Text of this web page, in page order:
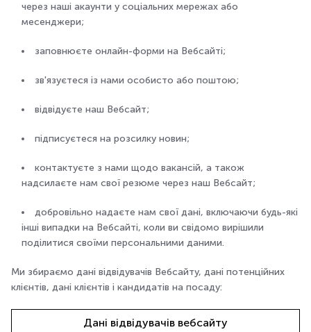
через наші акаунти у соціальних мережах або
месенджери;
заповнюєте онлайн-форми на Вебсайті;
зв'язуєтеся із нами особисто або поштою;
відвідуєте наш Вебсайт;
підписуєтеся на розсилку новин;
контактуєте з нами щодо вакансій, а також
надсилаєте нам свої резюме через наш Вебсайт;
добровільно надаєте нам свої дані, включаючи будь-які
інші випадки на Вебсайті, коли ви свідомо вирішили
поділитися своїми персональними даними.
Ми збираємо дані відвідувачів Вебсайту, дані потенційних
клієнтів, дані клієнтів і кандидатів на посаду:
Дані відвідувачів вебсайту